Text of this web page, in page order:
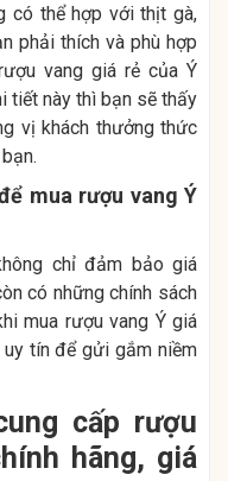
có thể hợp với thịt gà,
phải thích và phù hợp
vang giá rẻ của Ý
tiết này thì bạn sẽ thấy
vị khách thưởng thức
mua rượu vang Ý
chỉ đảm bảo giá
có những chính sách
mua rượu vang Ý giá
tín để gửi gắm niềm
cấp rượu
hãng, giá